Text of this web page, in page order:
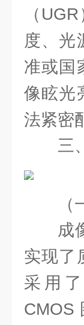
（
度、光
准或国
像眩光
法紧密
三
成
实现了
采用
CMOS